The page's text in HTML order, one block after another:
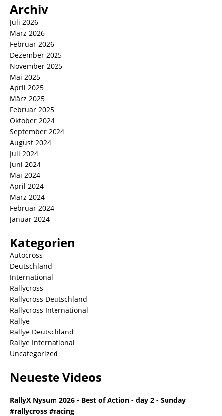
Archiv
Juli 2026
März 2026
Februar 2026
Dezember 2025
November 2025
Mai 2025
April 2025
März 2025
Februar 2025
Oktober 2024
September 2024
August 2024
Juli 2024
Juni 2024
Mai 2024
April 2024
März 2024
Februar 2024
Januar 2024
Kategorien
Autocross
Deutschland
International
Rallycross
Rallycross Deutschland
Rallycross International
Rallye
Rallye Deutschland
Rallye International
Uncategorized
Neueste Videos
RallyX Nysum 2026 - Best of Action - day 2 - Sunday
#rallycross #racing